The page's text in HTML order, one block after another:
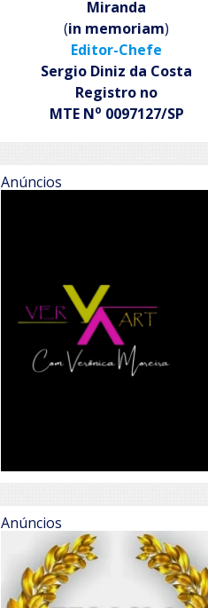
Miranda
(in memoriam)
Editor-Chefe
Sergio Diniz da Costa
Registro no
MTE No 0097127/SP
Anúncios
Anúncios